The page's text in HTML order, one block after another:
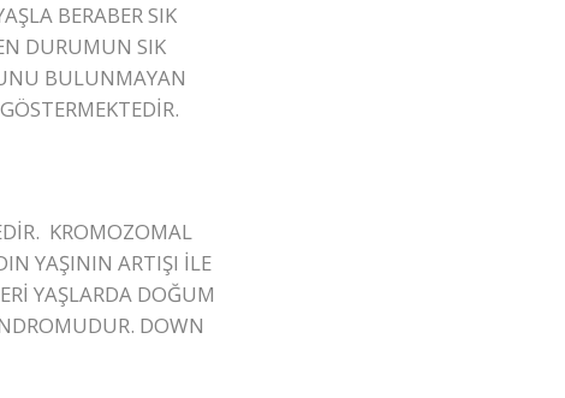
BERABER SIK
DURUMUN SIK
BULUNMAYAN
KROMOZOMAL
YAŞININ ARTIŞI İLE
YAŞLARDA DOĞUM
DOWN